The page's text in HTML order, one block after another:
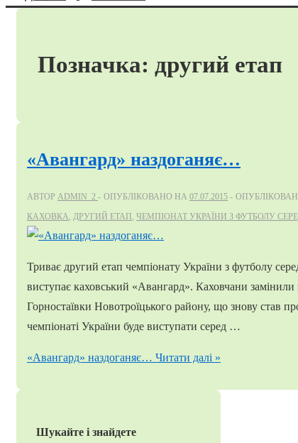
Позначка: другий етап
«Авангард» наздоганяє…
АВТОР ADMIN_2 ОПУБЛІКОВАНО НА 07.07.2015
КАХОВКА, ДРУГИЙ ЕТАП, ЧЕМПІОНАТ УКРАЇНИ З ФУТБОЛУ
Триває другий етап чемпіонату України з футболу
виступає каховський «Авангард». Каховчани
Горностаївки Новотроїцького району, що знову став
чемпіонаті України буде виступати серед …
«Авангард» наздоганяє… Читати далі »
Шукайте і знайдете